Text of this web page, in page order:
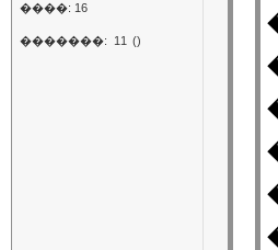
����: 16
�������: 11 ()